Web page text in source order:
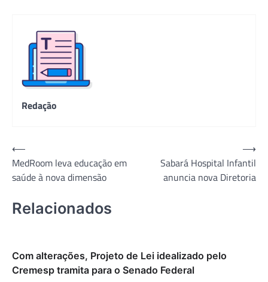
Redação
Navegação
de
Post
⟵
MedRoom leva educação em
saúde à nova dimensão
Sabará Hospital Infantil
anuncia nova Diretoria
⟶
Relacionados
Com alterações, Projeto de Lei idealizado pelo
Cremesp tramita para o Senado Federal